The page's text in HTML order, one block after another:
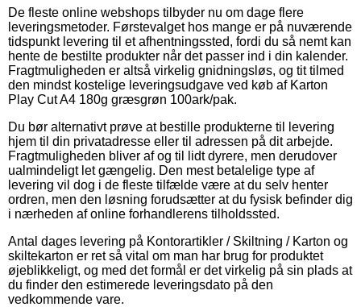
De fleste online webshops tilbyder nu om dage flere
leveringsmetoder. Førstevalget hos mange er på nuværende
tidspunkt levering til et afhentningssted, fordi du så nemt kan
hente de bestilte produkter når det passer ind i din kalender.
Fragtmuligheden er altså virkelig gnidningsløs, og tit tilmed
den mindst kostelige leveringsudgave ved køb af Karton
Play Cut A4 180g græsgrøn 100ark/pak.
Du bør alternativt prøve at bestille produkterne til levering
hjem til din privatadresse eller til adressen på dit arbejde.
Fragtmuligheden bliver af og til lidt dyrere, men derudover
ualmindeligt let gængelig. Den mest betalelige type af
levering vil dog i de fleste tilfælde være at du selv henter
ordren, men den løsning forudsætter at du fysisk befinder dig
i nærheden af online forhandlerens tilholdssted.
Antal dages levering på Kontorartikler / Skiltning / Karton og
skiltekarton er ret så vital om man har brug for produktet
øjeblikkeligt, og med det formål er det virkelig på sin plads at
du finder den estimerede leveringsdato på den
vedkommende vare.